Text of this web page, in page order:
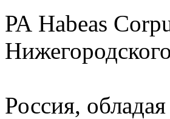
РА Habeas
Россия,